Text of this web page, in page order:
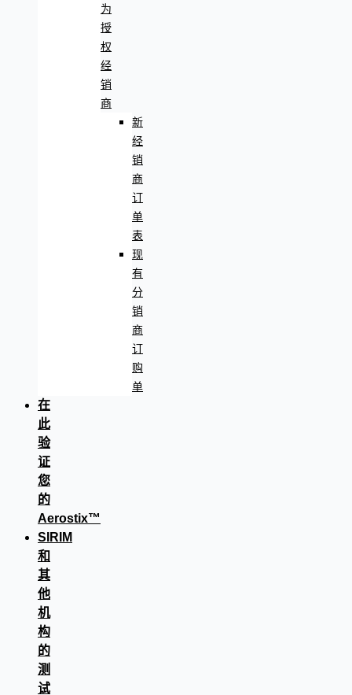
为
授
权
经
销
商
新
经
销
商
订
单
表
现
有
分
销
商
订
购
单
在
此
验
证
您
的
Aerostix™
SIRIM
和
其
他
机
构
的
测
试